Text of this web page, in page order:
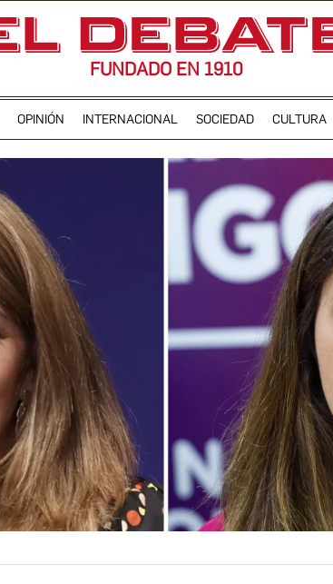
FUNDADO EN 1910
OPINIÓN INTERNACIONAL SOCIEDAD CULTURA